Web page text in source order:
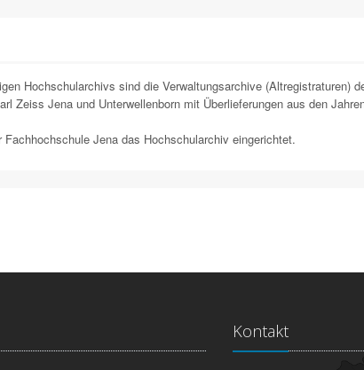
Hochschularchivs sind die Verwaltungsarchive (Altregistraturen)
Zeiss Jena und Unterwellenborn mit Überlieferungen aus den
Fachhochschule Jena das Hochschularchiv eingerichtet.
Kontakt